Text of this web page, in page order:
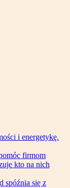
i energetykę.
firmom
kto na nich
spóźnia się z